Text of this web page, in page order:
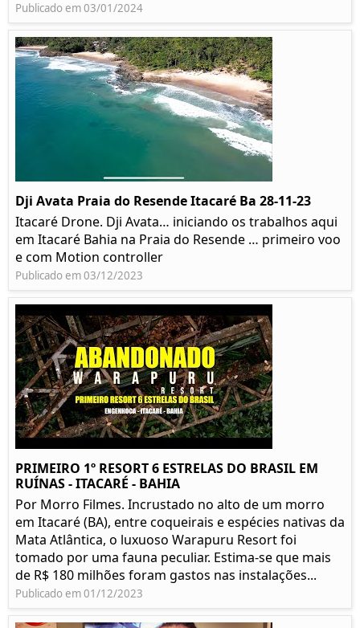
Publicado em 03/01/2024
Dji Avata Praia do Resende Itacaré Ba 28-11-23
Itacaré Drone. Dji Avata… iniciando os trabalhos aqui
em Itacaré Bahia na Praia do Resende … primeiro voo
e com Motion controller
Publicado em 03/12/2023
PRIMEIRO 1º RESORT 6 ESTRELAS DO BRASIL EM
RUÍNAS - ITACARÉ - BAHIA
Por Morro Filmes. Incrustado no alto de um morro
em Itacaré (BA), entre coqueirais e espécies nativas da
Mata Atlântica, o luxuoso Warapuru Resort foi
tomado por uma fauna peculiar. Estima-se que mais
de R$ 180 milhões foram gastos nas instalações...
Publicado em 01/12/2023